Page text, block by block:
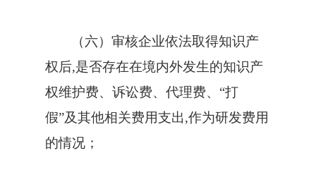
（六）审核企业依法取得知识产
权后,是否存在在境内外发生的知识产
权维护费、诉讼费、代理费、“打
假”及其他相关费用支出,作为研发费用
的情况；